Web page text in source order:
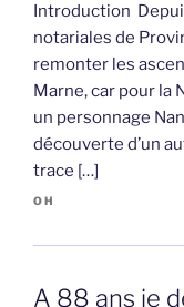
Introduction
notariales de
remonter les
Marne, car pour la
un personnage
découverte d’un
trace […]
OH
A 88 ans je